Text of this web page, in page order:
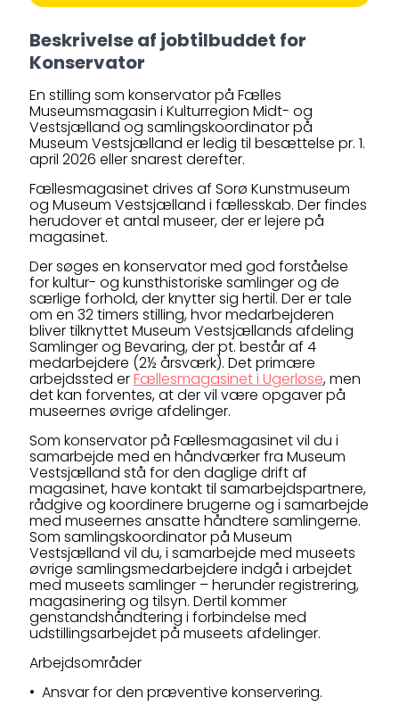
Beskrivelse af jobtilbuddet for
Konservator
En stilling som konservator på Fælles
Museumsmagasin i Kulturregion Midt- og
Vestsjælland og samlingskoordinator på
Museum Vestsjælland er ledig til besættelse pr. 1.
april 2026 eller snarest derefter.
Fællesmagasinet drives af Sorø Kunstmuseum
og Museum Vestsjælland i fællesskab. Der findes
herudover et antal museer, der er lejere på
magasinet.
Der søges en konservator med god forståelse
for kultur- og kunsthistoriske samlinger og de
særlige forhold, der knytter sig hertil. Der er tale
om en 32 timers stilling, hvor medarbejderen
bliver tilknyttet Museum Vestsjællands afdeling
Samlinger og Bevaring, der pt. består af 4
medarbejdere (2½ årsværk). Det primære
arbejdssted erFællesmagasinet i Ugerløse, men
det kan forventes, at der vil være opgaver på
museernes øvrige afdelinger.
Som konservator på Fællesmagasinet vil du i
samarbejde med en håndværker fra Museum
Vestsjælland stå for den daglige drift af
magasinet, have kontakt til samarbejdspartnere,
rådgive og koordinere brugerne og i samarbejde
med museernes ansatte håndtere samlingerne.
Som samlingskoordinator på Museum
Vestsjælland vil du, i samarbejde med museets
øvrige samlingsmedarbejdere indgå i arbejdet
med museets samlinger – herunder registrering,
magasinering og tilsyn. Dertil kommer
genstandshåndtering i forbindelse med
udstillingsarbejdet på museets afdelinger.
Arbejdsområder
• Ansvar for den præventive konservering.